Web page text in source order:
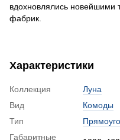
вдохновлялись новейшими
фабрик.
Характеристики
Коллекция
Луна
Вид
Комоды
Тип
Габаритные